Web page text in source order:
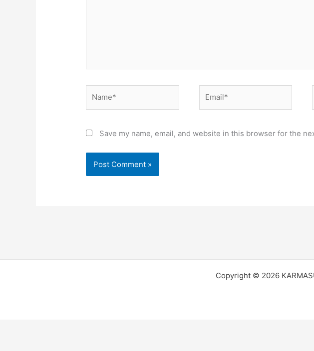
Save my name, email, and website in this browser for the
Copyright © 2026